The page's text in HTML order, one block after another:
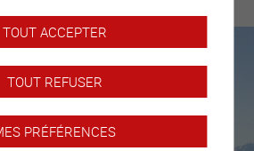
là pour vous
un expert pour
TOUT ACCEPTER
TOUT REFUSER
PRÉFÉRENCES